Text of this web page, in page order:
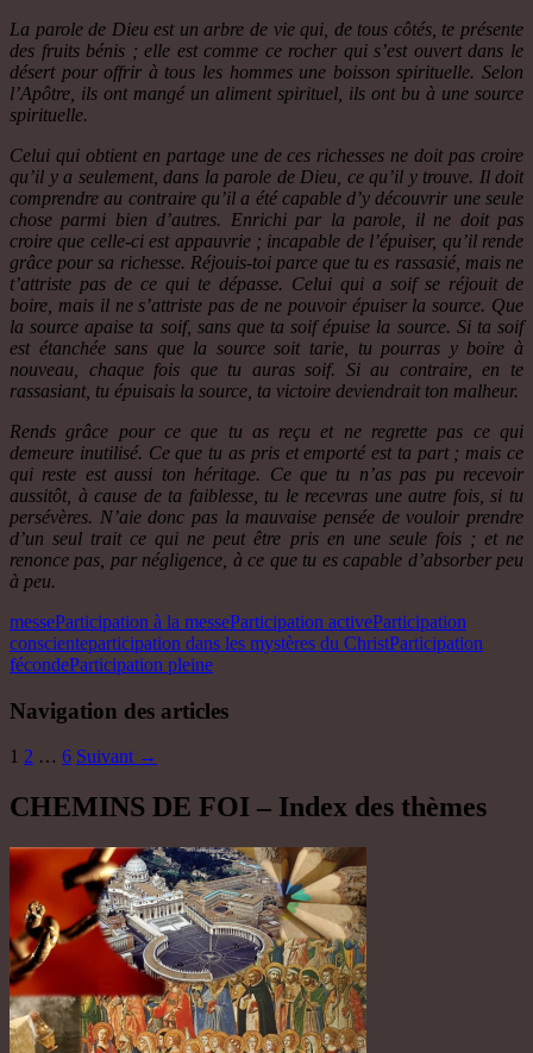
La parole de Dieu est un arbre de vie qui, de tous côtés, te présente
des fruits bénis ; elle est comme ce rocher qui s’est ouvert dans le
désert pour offrir à tous les hommes une boisson spirituelle. Selon
l’Apôtre, ils ont mangé un aliment spirituel, ils ont bu à une source
spirituelle.
Celui qui obtient en partage une de ces richesses ne doit pas croire
qu’il y a seulement, dans la parole de Dieu, ce qu’il y trouve. Il doit
comprendre au contraire qu’il a été capable d’y découvrir une seule
chose parmi bien d’autres. Enrichi par la parole, il ne doit pas
croire que celle-ci est appauvrie ; incapable de l’épuiser, qu’il rende
grâce pour sa richesse. Réjouis-toi parce que tu es rassasié, mais ne
t’attriste pas de ce qui te dépasse. Celui qui a soif se réjouit de
boire, mais il ne s’attriste pas de ne pouvoir épuiser la source. Que
la source apaise ta soif, sans que ta soif épuise la source. Si ta soif
est étanchée sans que la source soit tarie, tu pourras y boire à
nouveau, chaque fois que tu auras soif. Si au contraire, en te
rassasiant, tu épuisais la source, ta victoire deviendrait ton malheur.
Rends grâce pour ce que tu as reçu et ne regrette pas ce qui
demeure inutilisé. Ce que tu as pris et emporté est ta part ; mais ce
qui reste est aussi ton héritage. Ce que tu n’as pas pu recevoir
aussitôt, à cause de ta faiblesse, tu le recevras une autre fois, si tu
persévères. N’aie donc pas la mauvaise pensée de vouloir prendre
d’un seul trait ce qui ne peut être pris en une seule fois ; et ne
renonce pas, par négligence, à ce que tu es capable d’absorber peu
à peu.
messeParticipation à la messeParticipation activeParticipation
conscienteparticipation dans les mystères du ChristParticipation
fécondeParticipation pleine
Navigation des articles
1 2 … 6 Suivant →
CHEMINS DE FOI – Index des thèmes